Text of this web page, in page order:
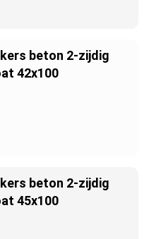
beton 2-zijdig
42x100
beton 2-zijdig
45x100